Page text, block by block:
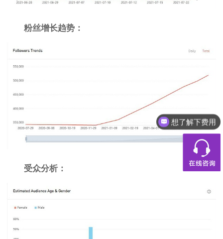
粉丝增长趋势：
受众分析：
想了解下费用